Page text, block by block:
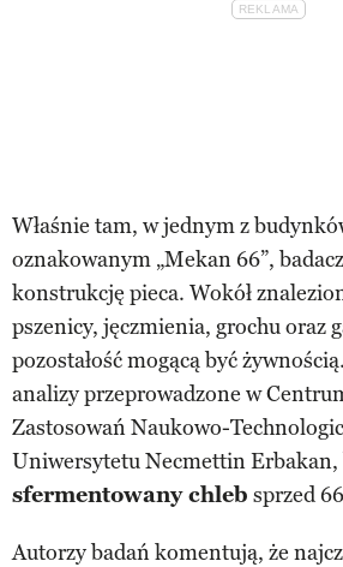
Właśnie tam, w jednym z
oznakowanym „Mekan 66”,
konstrukcję pieca. Wokół
pszenicy, jęczmienia, grochu oraz
pozostałość mogącą być
analizy przeprowadzone w
Zastosowań Naukowo-
Uniwersytetu Necmettin Erbakan,
sfermentowany chleb sprzed
Autorzy badań komentują, że